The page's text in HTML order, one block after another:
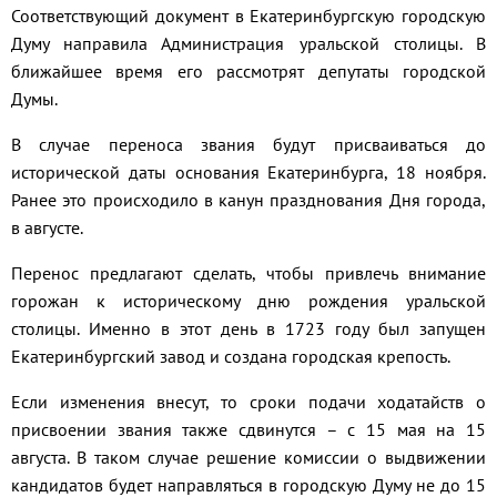
Соответствующий документ в Екатеринбургскую городскую
Думу направила Администрация уральской столицы. В
ближайшее время его рассмотрят депутаты городской
Думы.
В случае переноса звания будут присваиваться до
исторической даты основания Екатеринбурга, 18 ноября.
Ранее это происходило в канун празднования Дня города,
в августе.
Перенос предлагают сделать, чтобы привлечь внимание
горожан к историческому дню рождения уральской
столицы. Именно в этот день в 1723 году был запущен
Екатеринбургский завод и создана городская крепость.
Если изменения внесут, то сроки подачи ходатайств о
присвоении звания также сдвинутся – с 15 мая на 15
августа. В таком случае решение комиссии о выдвижении
кандидатов будет направляться в городскую Думу не до 15